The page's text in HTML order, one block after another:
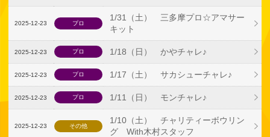
2025-12-23 プロ
1/31（土） 三多摩プロ☆アマサー
キット
2025-12-23 プロ 1/18（日） かやチャレ♪
2025-12-23 プロ 1/17（土） サカシューチャレ♪
2025-12-23 プロ 1/11（日） モンチャレ♪
2025-12-23 その他
1/10（土） チャリティーボウリン
グ With木村スタッフ